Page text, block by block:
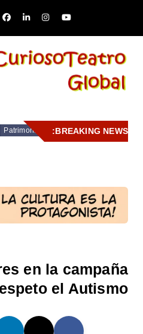
BREAKING NEWS:
Patrimonio
en la campaña
el Autismo